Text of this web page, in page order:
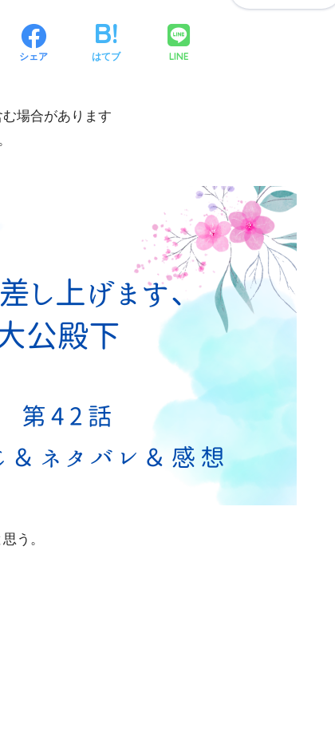
シェア はてブ LINE
場合があります
う。